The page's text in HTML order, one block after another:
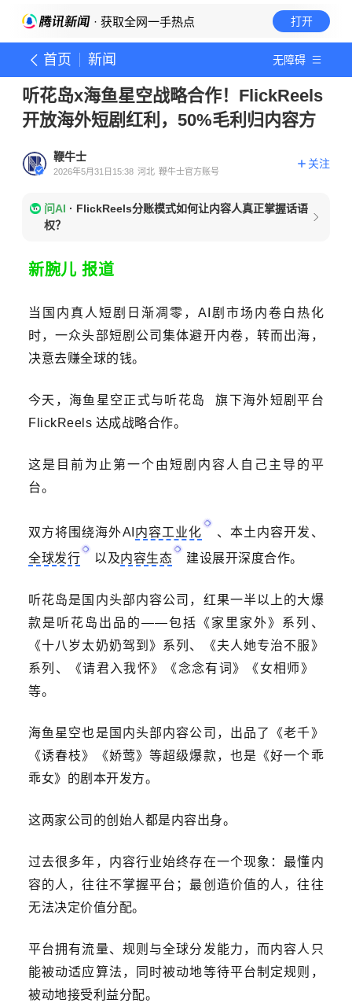
· 获取全网一手热点 打开
首页 新闻 无障碍
听花岛x海鱼星空战略合作！FlickReels
开放海外短剧红利，50%毛利归内容方
鞭牛士
2026年5月31日15:38 河北 鞭牛士官方账号
关注
问AI · FlickReels分账模式如何让内容人真正掌握话语
权？
新腕儿 报道
当国内真人短剧日渐凋零，AI剧市场内卷白热化
时，一众头部短剧公司集体避开内卷，转而出海，
决意去赚全球的钱。
今天，海鱼星空正式与 听花岛
旗下海外短剧平台
FlickReels 达成战略合作。
这是目前为止第一个由短剧内容人自己主导的平
台。
双方将围绕海外AI 内容工业化
、本土内容开发、
全球发行
以及内容生态 建设展开深度合作。
听花岛是国内头部内容公司，红果一半以上的大爆
款是听花岛出品的——包括《家里家外》系列、
《十八岁太奶奶驾到》系列、《夫人她专治不服》
系列、《请君入我怀》《念念有词》
《女相师》
等。
海鱼星空也是国内头部内容公司，出品了《老千》
《诱春枝》《娇莺》等超级爆款，也是《好一个乖
乖女》的剧本开发方。
这两家公司的创始人都是内容出身。
过去很多年，内容行业始终存在一个现象：最懂内
容的人，往往不掌握平台；最创造价值的人，往往
无法决定价值分配。
平台拥有流量、规则与全球分发能力，而内容人只
能被动适应算法，同时被动地等待平台制定规则，
被动地接受利益分配。